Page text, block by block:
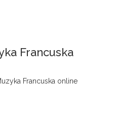
Francuska
Francuska online